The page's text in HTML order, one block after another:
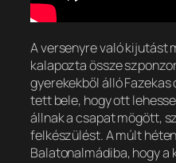
A versenyre való kijutást
kalapozta össze
gyerekekből álló
tett bele, hogy ott
állnak a csapat mögött,
felkészülést. A múlt
Balatonalmádiba, hogy a